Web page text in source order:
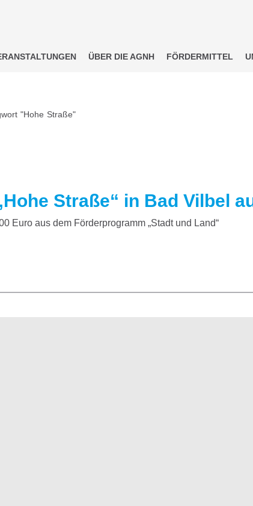
ÜBER DIE AGNH FÖRDERMITTEL
"Hohe Straße"
Straße“ in Bad Vilbel
Euro aus dem Förderprogramm „Stadt und Land“